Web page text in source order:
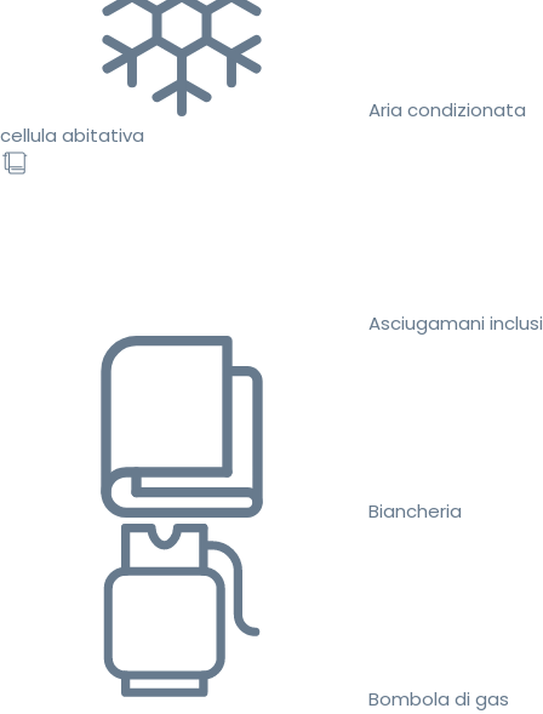
Aria condizionata
cellula abitativa
Asciugamani inclusi
Biancheria
Bombola di gas